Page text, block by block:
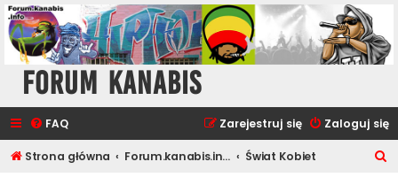
Forum Kanabis
FAQ Zaloguj się
Zarejestruj się
Strona główna Forum.kanabis.info - Cannabis Tematy Świat Kobiet